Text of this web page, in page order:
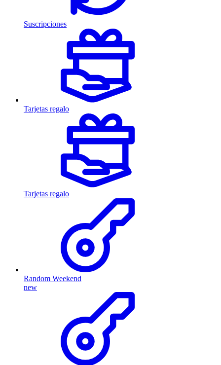
Suscripciones
Tarjetas regalo
Tarjetas regalo
Random Weekend
new